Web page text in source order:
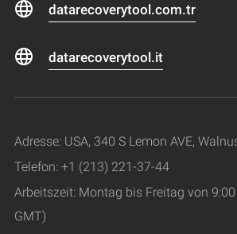
datarecoverytool.com.tr
datarecoverytool.it
Adresse: USA, 340 S Lemon AVE,
Telefon: +1 (213) 221-37-44
Arbeitszeit: Montag bis Freitag von
GMT)